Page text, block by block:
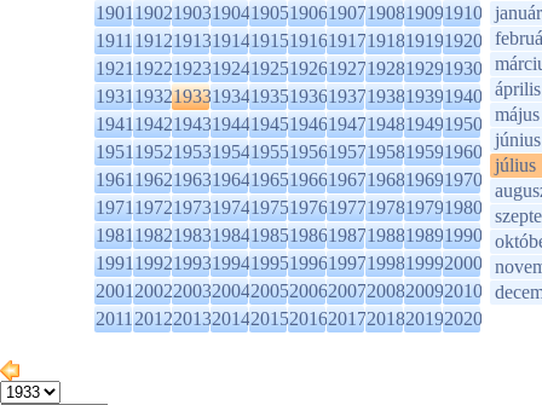
1901190219031904190519061907190819091910
1911191219131914191519161917191819191920
1921192219231924192519261927192819291930
1931193219331934193519361937193819391940
1941194219431944194519461947194819491950
1951195219531954195519561957195819591960
1961196219631964196519661967196819691970
1971197219731974197519761977197819791980
1981198219831984198519861987198819891990
1991199219931994199519961997199819992000
2001200220032004200520062007200820092010
2011201220132014201520162017201820192020
január
április
május
június
július